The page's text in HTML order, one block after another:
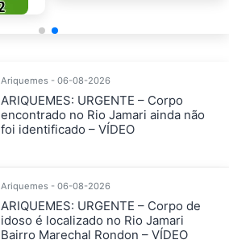
Ariquemes - 06-08-2026
ARIQUEMES: URGENTE – Corpo
encontrado no Rio Jamari ainda não
foi identificado – VÍDEO
Ariquemes - 06-08-2026
ARIQUEMES: URGENTE – Corpo de
idoso é localizado no Rio Jamari
Bairro Marechal Rondon – VÍDEO